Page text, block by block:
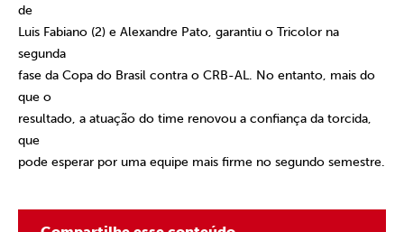
de
Luis Fabiano (2) e Alexandre Pato, garantiu o Tricolor na
segunda
fase da Copa do Brasil contra o CRB-AL. No entanto, mais do
que o
resultado, a atuação do time renovou a confiança da torcida,
que
pode esperar por uma equipe mais firme no segundo semestre.